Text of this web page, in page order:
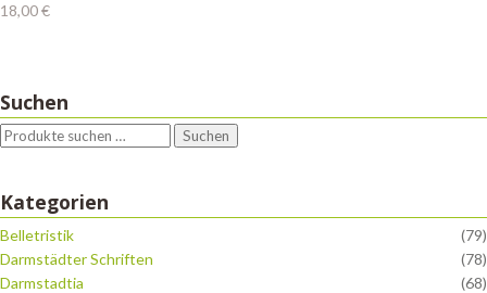
18,00€
Suchen
Suchen
Kategorien
Belletristik
(79)
Darmstädter Schriften
(78)
Darmstadtia
(68)